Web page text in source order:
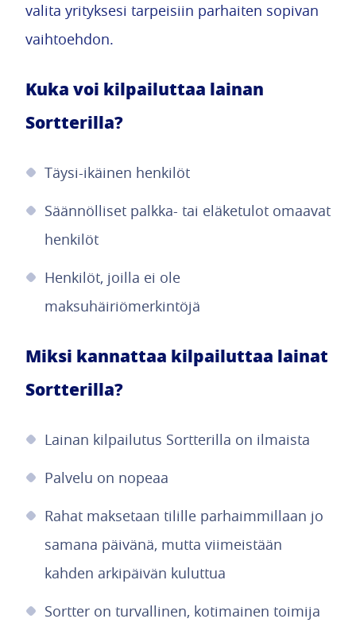
valita yrityksesi tarpeisiin parhaiten sopivan
vaihtoehdon.
Kuka voi kilpailuttaa lainan
Sortterilla?
Täysi-ikäinen henkilöt
Säännölliset palkka- tai eläketulot omaavat
henkilöt
Henkilöt, joilla ei ole
maksuhäiriömerkintöjä
Miksi kannattaa kilpailuttaa lainat
Sortterilla?
Lainan kilpailutus Sortterilla on ilmaista
Palvelu on nopeaa
Rahat maksetaan tilille parhaimmillaan jo
samana päivänä, mutta viimeistään
kahden arkipäivän kuluttua
Sortter on turvallinen, kotimainen toimija